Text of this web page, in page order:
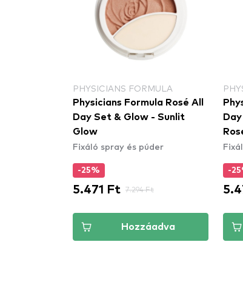
PHYSICIANS FORMULA
Physicians Formula Rosé All
Day Set & Glow - Sunlit
Glow
Fixáló spray és púder
-25%
5.471 Ft 7.294 Ft
Hozzáadva
-